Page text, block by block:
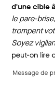
d'une cible
le pare-
trompent
Soyez
peut-on lire
Message de